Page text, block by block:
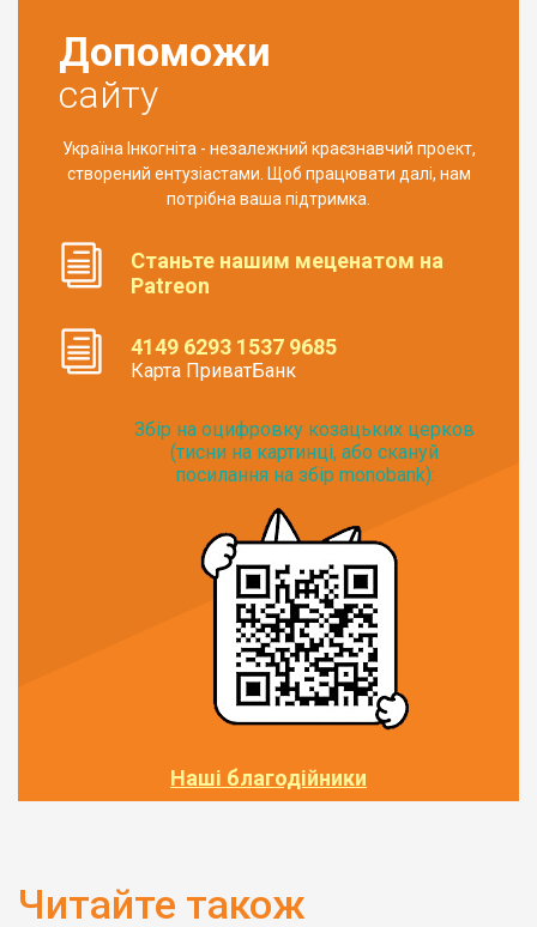
Допоможи
сайту
Україна Інкогніта - незалежний краєзнавчий проект,
створений ентузіастами. Щоб працювати далі, нам
потрібна ваша підтримка.
Станьте нашим меценатом на
Patreon
4149 6293 1537 9685
Карта ПриватБанк
Збір на оцифровку козацьких церков
(тисни на картинці, або скануй
посилання на збір monobank):
Наші благодійники
Читайте також